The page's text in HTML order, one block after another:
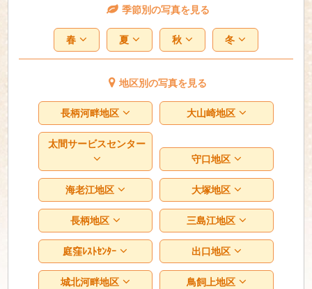
季節別の写真を見る
春 夏 秋 冬
地区別の写真を見る
長柄河畔地区 大山崎地区
太間サービスセンター
守口地区
海老江地区 大塚地区
長柄地区 三島江地区
庭窪ﾚｽﾄｾﾝﾀｰ 出口地区
城北河畔地区 鳥飼上地区